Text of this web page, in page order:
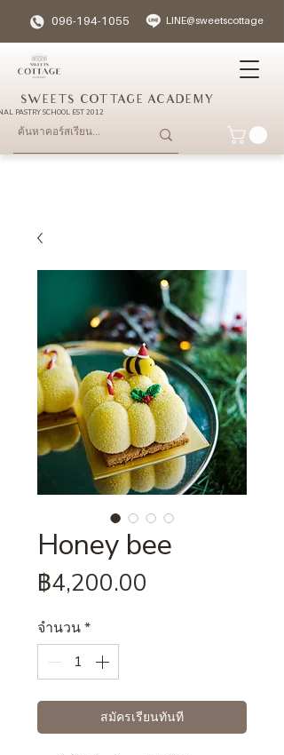
SWEETS COTTAGE ACADEMY
PASTRY SCHOOL EST 2012
096-194-1055 LINE@sweetscottage
Honey bee
฿4,200.00
จำนวน*
สมัครเรียนทันที